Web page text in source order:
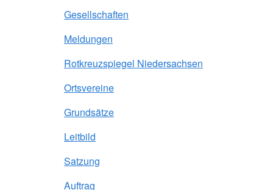
Gesellschaften
Meldungen
Rotkreuzspiegel Niedersachsen
Ortsvereine
Grundsätze
Leitbild
Satzung
Auftrag